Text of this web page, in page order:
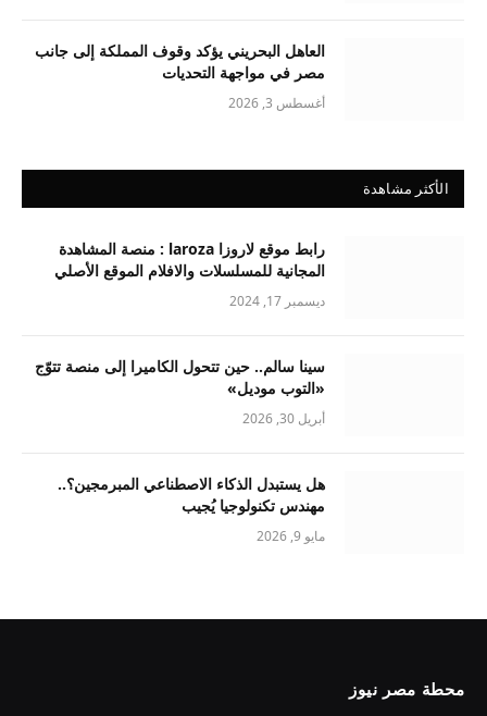
العاهل البحريني يؤكد وقوف المملكة إلى جانب
مصر في مواجهة التحديات
أغسطس 3, 2026
الأكثر مشاهدة
رابط موقع لاروزا laroza : منصة المشاهدة
المجانية للمسلسلات والافلام الموقع الأصلي
ديسمبر 17, 2024
سينا سالم.. حين تتحول الكاميرا إلى منصة تتوّج
«التوب موديل»
أبريل 30, 2026
هل يستبدل الذكاء الاصطناعي المبرمجين؟..
مهندس تكنولوجيا يُجيب
مايو 9, 2026
محطة مصر نيوز